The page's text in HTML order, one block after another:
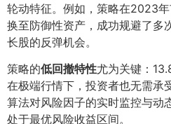
轮动特征。例如，策略在2023
换至防御性资产，成功规避了多
长股的反弹机会。
策略的低回撤特性尤为关键：
在极端行情下，投资者也无需承
算法对风险因子的实时监控与动
处于最优风险收益区间。